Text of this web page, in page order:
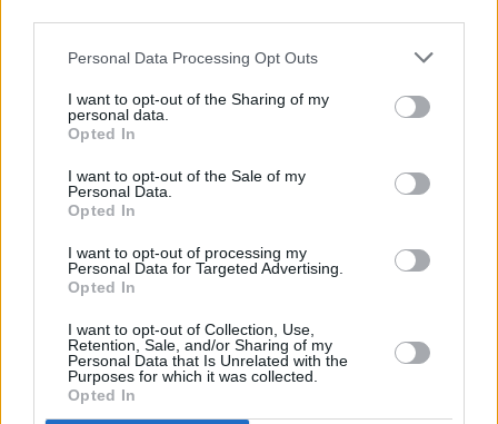
Personal Data Processing Opt Outs
I want to opt-out of the Sharing of my
personal data.
Opted In
I want to opt-out of the Sale of my
Personal Data.
Opted In
I want to opt-out of processing my
Personal Data for Targeted Advertising.
Opted In
I want to opt-out of Collection, Use,
Retention, Sale, and/or Sharing of my
Personal Data that Is Unrelated with the
Purposes for which it was collected.
Opted In
Comentarios (0)
LO MÁS LEÍDO
golpe de calor en Fuerteventura
por 30 euros por trayecto
¿EN QUÉ MOMENTO DEJAMOS DE SER
HUMANOS?. Por Maite de Vera Cabrera